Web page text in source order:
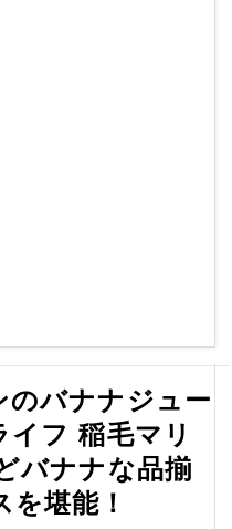
のバナナジュー
フ 稲毛マリ
バナナな品揃
堪能！